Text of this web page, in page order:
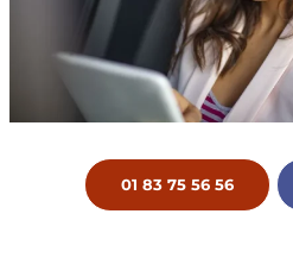
01 83 75 56 56